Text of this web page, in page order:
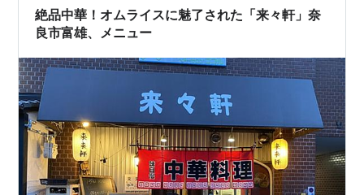
に大別されており、麺の種…
絶品中華！オムライスに魅了された「来々軒」奈
良市富雄、メニュー